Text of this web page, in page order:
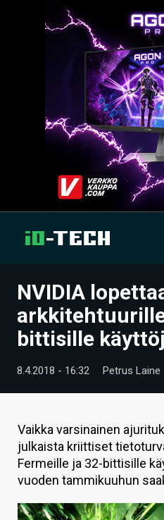
UUTISET
ARTIKKELIT
VIDEOT
TECHBBS
TIETOA
HINTA.FI
KAUPPA
VAIHDA TEEMA
NVIDIA
bittisille
8.4.2018 - 16:32 Petrus Laine
Vaikka varsinainen
julkaista kriittiset
Fermeille ja 32-bittisille
vuoden tammikuuhun